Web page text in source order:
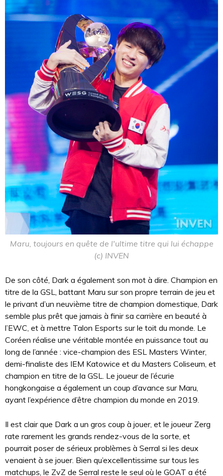
Maru, toujours en quête de l'ultime titre qui lui échappe
(c) INVEN
De son côté, Dark a également son mot à dire. Champion en
titre de la GSL, battant Maru sur son propre terrain de jeu et
le privant d’un neuvième titre de champion domestique, Dark
semble plus prêt que jamais à finir sa carrière en beauté à
l’EWC, et à mettre Talon Esports sur le toit du monde. Le
Coréen réalise une véritable montée en puissance tout au
long de l’année : vice-champion des ESL Masters Winter,
demi-finaliste des IEM Katowice et du Masters Coliseum, et
champion en titre de la GSL. Le joueur de l’écurie
hongkongaise a également un coup d’avance sur Maru,
ayant l’expérience d’être champion du monde en 2019.
Il est clair que Dark a un gros coup à jouer, et le joueur Zerg
rate rarement les grands rendez-vous de la sorte, et
pourrait poser de sérieux problèmes à Serral si les deux
venaient à se jouer. Bien qu’excellentissime sur tous les
matchups, le ZvZ de Serral reste le seul où le GOAT a été